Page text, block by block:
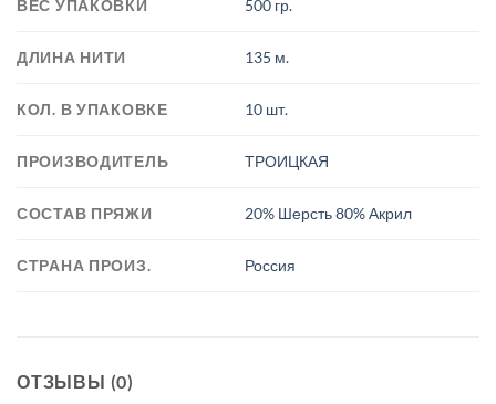
ВЕС УПАКОВКИ 500 гр.
ДЛИНА НИТИ 135 м.
КОЛ. В УПАКОВКЕ 10 шт.
ПРОИЗВОДИТЕЛЬ ТРОИЦКАЯ
СОСТАВ ПРЯЖИ 20% Шерсть 80% Акрил
СТРАНА ПРОИЗ. Россия
ОТЗЫВЫ (0)